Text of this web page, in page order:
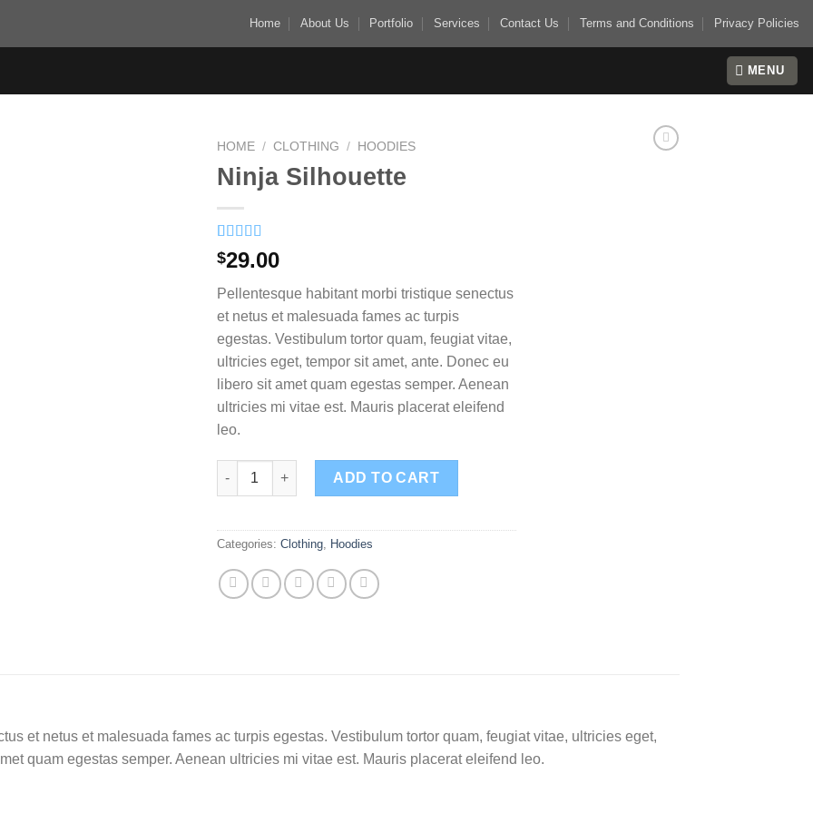
Home About Us Portfolio Services Contact Us Terms and Conditions Privacy Policies
MENU
HOME / CLOTHING / HOODIES
Ninja Silhouette
Rated
4.00out
based on
5
customer
ratings
$29.00
Pellentesque habitant morbi tristique senectus
et netus et malesuada fames ac turpis
egestas. Vestibulum tortor quam, feugiat vitae,
ultricies eget, tempor sit amet, ante. Donec eu
libero sit amet quam egestas semper. Aenean
ultricies mi vitae est. Mauris placerat eleifend
leo.
Ninja Silhouette quantity
ADD TO CART
Categories: Clothing Hoodies
et netus et malesuada fames ac turpis egestas. Vestibulum tortor quam, feugiat vitae, ultricies eget,
quam egestas semper. Aenean ultricies mi vitae est. Mauris placerat eleifend leo.